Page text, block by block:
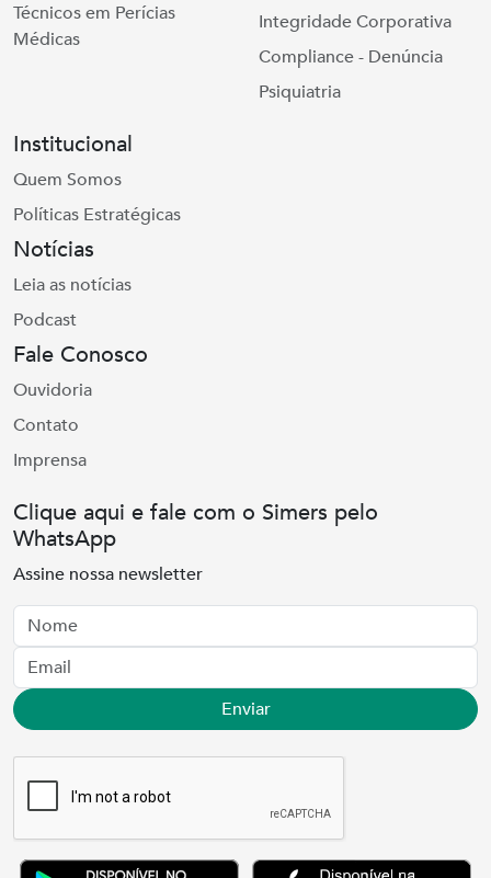
Técnicos em Perícias
Médicas
Integridade Corporativa
Compliance - Denúncia
Psiquiatria
Institucional
Quem Somos
Políticas Estratégicas
Notícias
Leia as notícias
Podcast
Fale Conosco
Ouvidoria
Contato
Imprensa
Clique aqui e fale com o Simers pelo
WhatsApp
Assine nossa newsletter
Nome
Email
Enviar